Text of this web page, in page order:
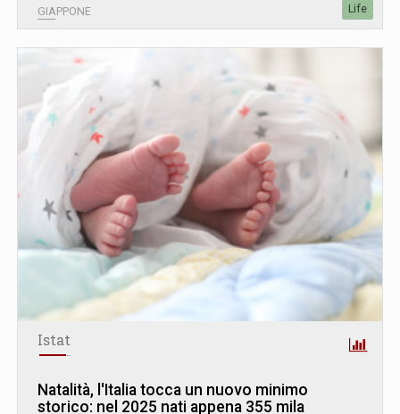
GIAPPONE Life
Istat
Natalità, l'Italia tocca un nuovo minimo
storico: nel 2025 nati appena 355 mila